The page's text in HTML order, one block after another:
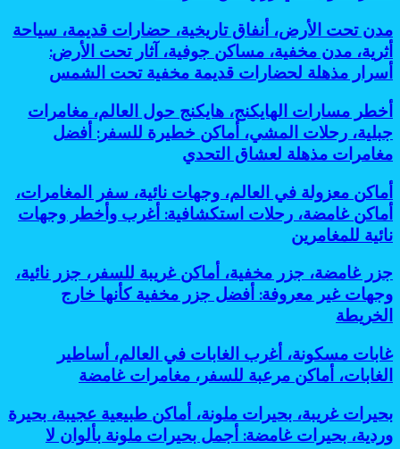
رؤية
2030
تحت
الجبال
الدول
زرتها
من
الخريطة
مدن
تحت
الأرض،
أنفاق
حضارات
قديمة،
سياحة
أثرية،
مدن
مخفية،
مساكن
جوفية،
آثار
الأرض:
أسرار
مذهلة
قديمة
مخفية
تحت
مدن تحت الأرض، أنفاق تاريخية، حضارات قديمة، سياحة
أثرية، مدن مخفية، مساكن جوفية، آثار تحت الأرض:
أسرار مذهلة لحضارات قديمة مخفية تحت الشمس
أخطر
مسارات
الهايكنج،
هايكنج
العالم،
مغامرات
جبلية،
رحلات
أماكن
خطيرة
للسفر:
أفضل
مغامرات
مذهلة
لعشاق
أخطر مسارات الهايكنج، هايكنج حول العالم، مغامرات
جبلية، رحلات المشي، أماكن خطيرة للسفر: أفضل
مغامرات مذهلة لعشاق التحدي
أماكن
معزولة
في
العالم،
نائية،
سفر
المغامرات،
أماكن
رحلات
استكشافية:
وأخطر
وجهات
نائية
أماكن معزولة في العالم، وجهات نائية، سفر المغامرات،
أماكن غامضة، رحلات استكشافية: أغرب وأخطر وجهات
نائية للمغامرين
جزر
غامضة،
جزر
مخفية،
غريبة
للسفر،
جزر
وجهات
غير
جزر غامضة، جزر مخفية، أماكن غريبة للسفر، جزر نائية،
وجهات غير معروفة: أفضل جزر مخفية كأنها خارج
الخريطة
غابات
مسكونة،
أغرب
في
العالم،
غابات مسكونة، أغرب الغابات في العالم، أساطير
الغابات، أماكن مرعبة للسفر، مغامرات غامضة
بحيرات
غريبة،
بحيرات
بحيرات غريبة، بحيرات ملونة، أماكن طبيعية عجيبة، بحيرة
وردية، بحيرات غامضة: أجمل بحيرات ملونة بألوان لا